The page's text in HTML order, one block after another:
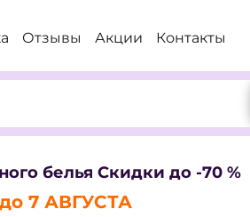
Отзывы Акции Контакты
белья Скидки до -70 %
7 АВГУСТА